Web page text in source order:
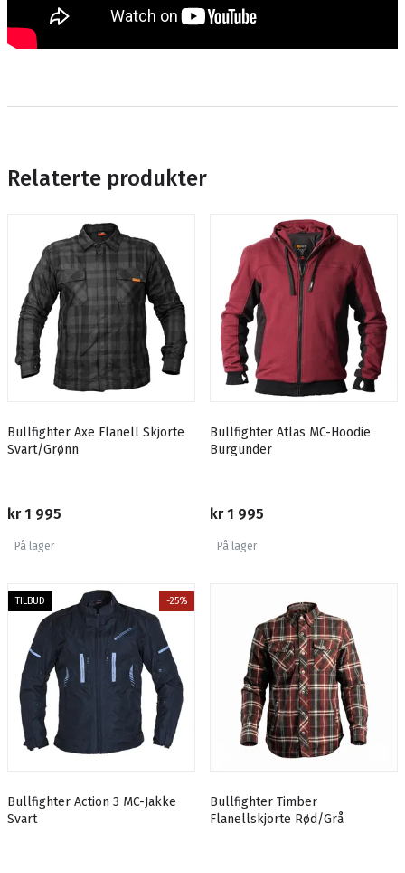
Relaterte produkter
Bullfighter Axe Flanell Skjorte
Svart/Grønn
kr 1 995
På lager
Bullfighter Atlas MC-Hoodie
Burgunder
kr 1 995
På lager
TILBUD -25%
Bullfighter Action 3 MC-Jakke
Svart
Bullfighter Timber
Flanellskjorte Rød/Grå